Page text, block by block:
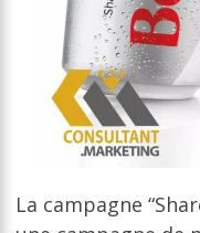
La campagne